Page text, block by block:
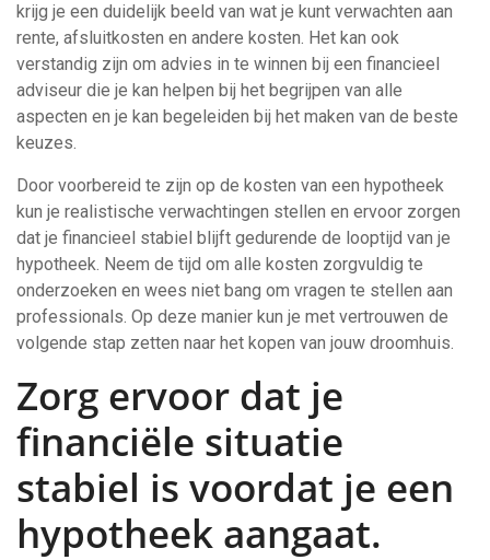
krijg je een duidelijk beeld van wat je kunt verwachten aan
rente, afsluitkosten en andere kosten. Het kan ook
verstandig zijn om advies in te winnen bij een financieel
adviseur die je kan helpen bij het begrijpen van alle
aspecten en je kan begeleiden bij het maken van de beste
keuzes.
Door voorbereid te zijn op de kosten van een hypotheek
kun je realistische verwachtingen stellen en ervoor zorgen
dat je financieel stabiel blijft gedurende de looptijd van je
hypotheek. Neem de tijd om alle kosten zorgvuldig te
onderzoeken en wees niet bang om vragen te stellen aan
professionals. Op deze manier kun je met vertrouwen de
volgende stap zetten naar het kopen van jouw droomhuis.
Zorg ervoor dat je
financiële situatie
stabiel is voordat je een
hypotheek aangaat.